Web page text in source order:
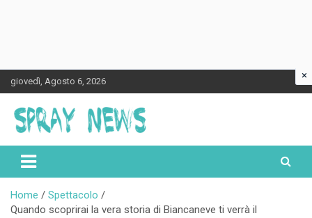
Skip
to
content
giovedì, Agosto 6, 2026
Spraynews.it
Home
Spettacolo
Quando scoprirai la vera storia di Biancaneve ti verrà il
×